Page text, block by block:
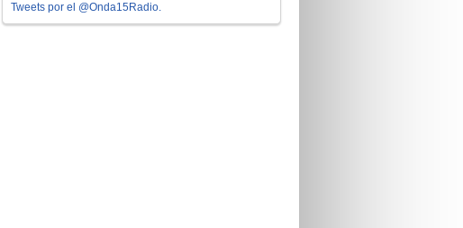
Tweets por el @Onda15Radio.